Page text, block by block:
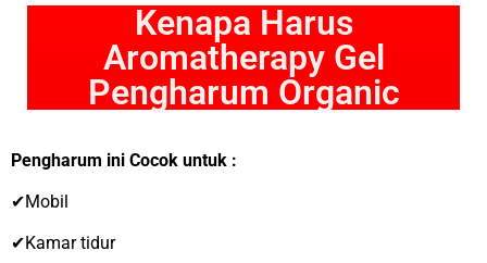
Kenapa Harus
Aromatherapy Gel
Pengharum Organic
Pengharum ini Cocok untuk :
✔Mobil
✔Kamar tidur